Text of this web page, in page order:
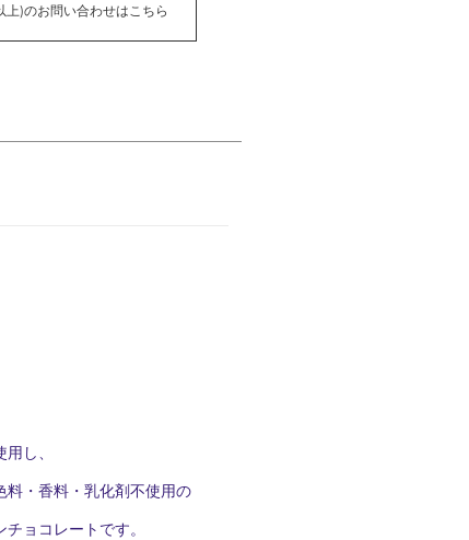
上)のお問い合わせはこちら
し、
料・香料・乳化剤不使用の
ョコレートです。